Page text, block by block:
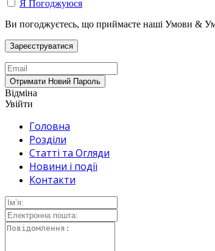
Я Погоджуюся
Ви погоджуєтесь, що приймаєте наші Умови &
Відміна
Увійти
Головна
Розділи
Статті та Огляди
Новини і події
Контакти